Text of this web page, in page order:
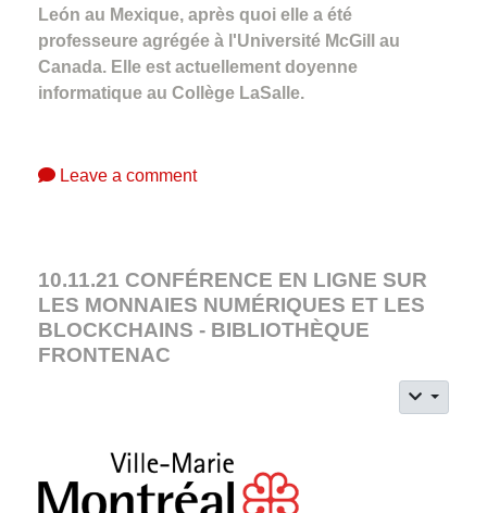
León au Mexique, après quoi elle a été
professeure agrégée à l'Université McGill au
Canada. Elle est actuellement doyenne
informatique au Collège LaSalle.
Leave a comment
10.11.21 CONFÉRENCE EN LIGNE SUR
LES MONNAIES NUMÉRIQUES ET LES
BLOCKCHAINS - BIBLIOTHÈQUE
FRONTENAC